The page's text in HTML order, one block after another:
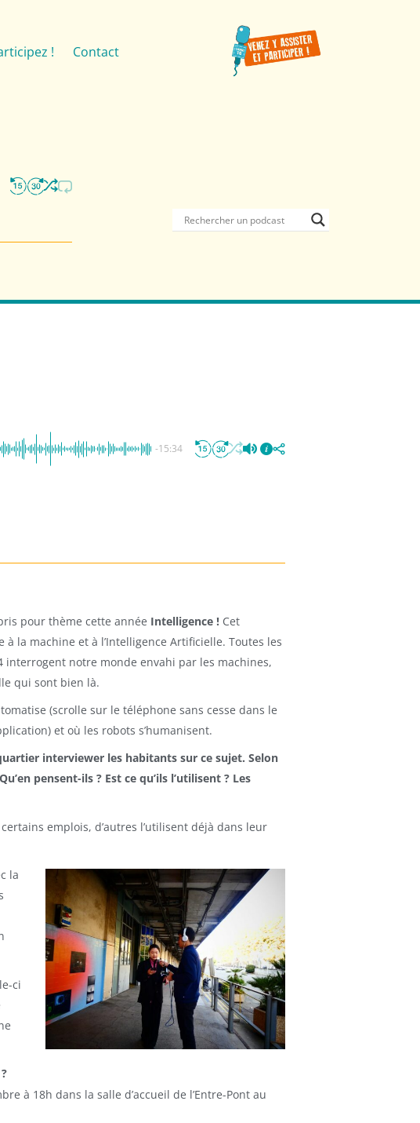
! Contact
-15:34
pour thème cette année Intelligence ! Cet
la machine et à l’Intelligence Artificielle. Toutes les
interrogent notre monde envahi par les machines,
qui sont bien là.
(scrolle sur le téléphone sans cesse dans le
et où les robots s’humanisent.
interviewer les habitants sur ce sujet. Selon
pensent-ils ? Est ce qu’ils l’utilisent ? Les
emplois, d’autres l’utilisent déjà dans leur
la
ci
à 18h dans la salle d’accueil de l’Entre-Pont au